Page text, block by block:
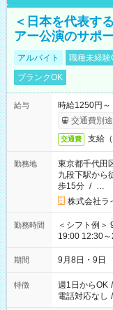
＜日本を代表す
アー公演のサポ
アルバイト 職種未経験
ブランクOK
給与
時給1250円～
交通費別
交通費 支給
勤務地
東京都千代田
九段下駅から
歩15分 / …
株式会社ラ
勤務時間
＜シフト例＞
19:00 12:30～22:00 上記の時間から好きな
時間は変更と
期間 9月8日・9日
特徴 週1日からOK /
電話対応なし /